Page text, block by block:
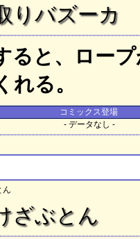
りバズーカ
ると、ロー
れる。
コミックス登場
- データなし -
ん
ざぶとん